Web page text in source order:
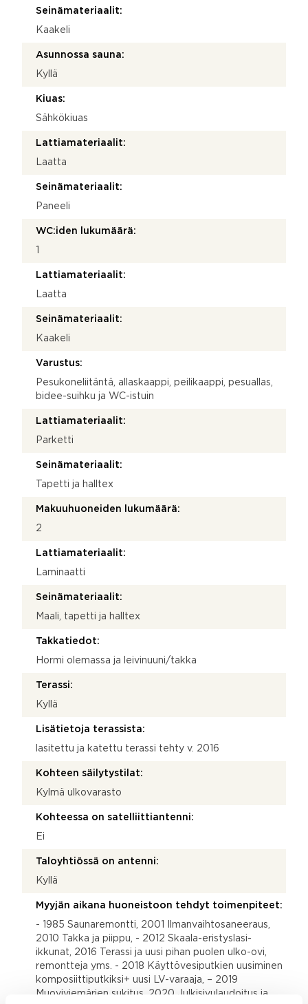
Seinämateriaalit:
Kaakeli
Asunnossa sauna:
Kyllä
Kiuas:
Sähkökiuas
Lattiamateriaalit:
Laatta
Seinämateriaalit:
Paneeli
WC:iden lukumäärä:
Lattiamateriaalit:
Laatta
Seinämateriaalit:
Kaakeli
Varustus:
Pesukoneliitäntä, allaskaappi, peilikaappi, pesuallas,
bidee-suihku ja WC-istuin
Lattiamateriaalit:
Parketti
Seinämateriaalit:
Tapetti ja halltex
Makuuhuoneiden lukumäärä:
2
Lattiamateriaalit:
Laminaatti
Seinämateriaalit:
Maali, tapetti ja halltex
Takkatiedot:
Hormi olemassa ja leivinuuni/takka
Terassi:
Kyllä
Lisätietoja terassista:
lasitettu ja katettu terassi tehty v. 2016
Kohteen säilytystilat:
Kylmä ulkovarasto
Kohteessa on satelliittiantenni:
Ei
Taloyhtiössä on antenni:
Kyllä
Myyjän aikana huoneistoon tehdyt toimenpiteet:
- 1985 Saunaremontti, 2001 Ilmanvaihtosaneeraus,
2010 Takka ja piippu, - 2012 Skaala-eristyslasi-
ikkunat, 2016 Terassi ja uusi pihan puolen ulko-ovi,
remontteja yms. - 2018 Käyttövesiputkien uusiminen
komposiittiputkiksi+ uusi LV-varaaja, – 2019
Muoviviemärien sukitus, 2020 Julkisivulaudoitus ja